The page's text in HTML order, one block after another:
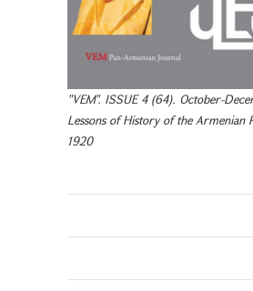
"VEM". ISSUE 4 (64). October-
Lessons of History of the Armenian
1920